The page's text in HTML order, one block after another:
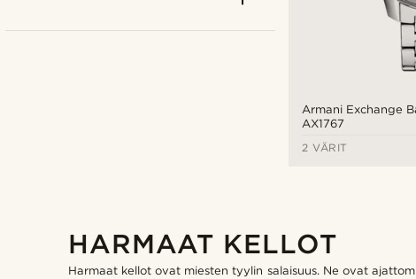
Armani Exchange
AX1767
2 VÄRIT
Fossil
(1)
HARMAAT KELLOT
Harmaat kellot ovat miesten tyylin salaisuus. Ne ovat